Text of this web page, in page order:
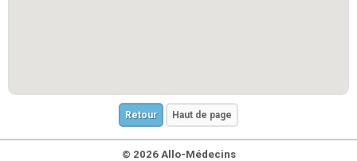
Retour Haut de page
© 2026 Allo-Médecins